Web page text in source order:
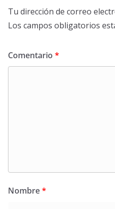
Tu dirección de correo
Los campos obligatorios
Comentario *
Nombre*